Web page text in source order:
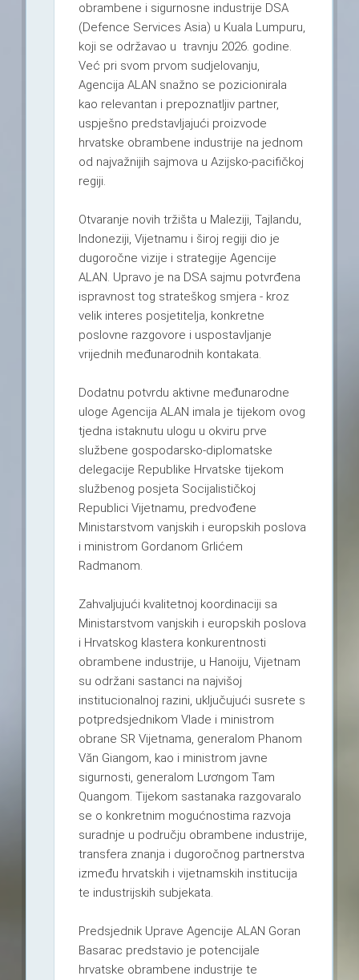
obrambene i sigurnosne industrije DSA
(Defence Services Asia) u Kuala Lumpuru,
koji se održavao u travnju 2026. godine.
Već pri svom prvom sudjelovanju,
Agencija ALAN snažno se pozicionirala
kao relevantan i prepoznatljiv partner,
uspješno predstavljajući proizvode
hrvatske obrambene industrije na jednom
od najvažnijih sajmova u Azijsko-pacifičkoj
regiji.
Otvaranje novih tržišta u Maleziji, Tajlandu,
Indoneziji, Vijetnamu i široj regiji dio je
dugoročne vizije i strategije Agencije
ALAN. Upravo je na DSA sajmu potvrđena
ispravnost tog strateškog smjera - kroz
velik interes posjetitelja, konkretne
poslovne razgovore i uspostavljanje
vrijednih međunarodnih kontakata.
Dodatnu potvrdu aktivne međunarodne
uloge Agencija ALAN imala je tijekom ovog
tjedna istaknutu ulogu u okviru prve
službene gospodarsko-diplomatske
delegacije Republike Hrvatske tijekom
službenog posjeta Socijalističkoj
Republici Vijetnamu, predvođene
Ministarstvom vanjskih i europskih poslova
i ministrom Gordanom Grlićem
Radmanom.
Zahvaljujući kvalitetnoj koordinaciji sa
Ministarstvom vanjskih i europskih poslova
i Hrvatskog klastera konkurentnosti
obrambene industrije, u Hanoiju, Vijetnam
su održani sastanci na najvišoj
institucionalnoj razini, uključujući susrete s
potpredsjednikom Vlade i ministrom
obrane SR Vijetnama, generalom Phanom
Văn Giangom, kao i ministrom javne
sigurnosti, generalom Lươngom Tam
Quangom. Tijekom sastanaka razgovaralo
se o konkretnim mogućnostima razvoja
suradnje u području obrambene industrije,
transfera znanja i dugoročnog partnerstva
između hrvatskih i vijetnamskih institucija
te industrijskih subjekata.
Predsjednik Uprave Agencije ALAN Goran
Basarac predstavio je potencijale
hrvatske obrambene industrije te